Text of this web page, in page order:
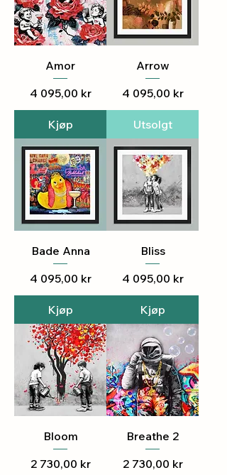
Amor
Pris
4 095,00 kr
Kjøp
Arrow
Pris
4 095,00 kr
Utsolgt
Bade Anna
Pris
4 095,00 kr
Kjøp
Bliss
Pris
4 095,00 kr
Kjøp
Bloom
Pris
2 730,00 kr
Breathe 2
Pris
2 730,00 kr